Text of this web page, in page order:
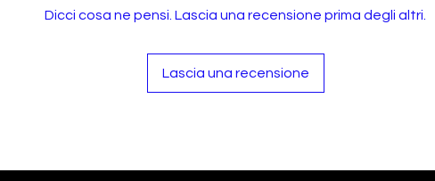
Dicci cosa ne pensi. Lascia una recensione prima degli altri.
Lascia una recensione